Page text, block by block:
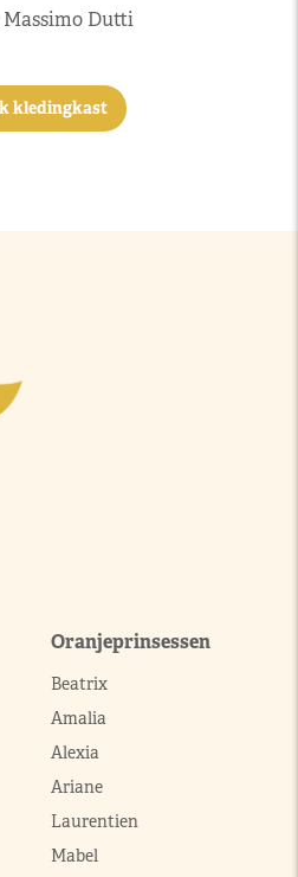
Massimo Dutti
kledingkast
Oranjeprinsessen
Beatrix
Amalia
Alexia
Ariane
Laurentien
Mabel